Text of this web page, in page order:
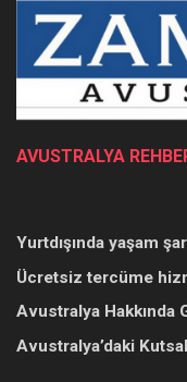
AVUSTRALYA
Yurtdışında yaşam
Ücretsiz tercüme
Avustralya Hakkında
Avustralya’daki